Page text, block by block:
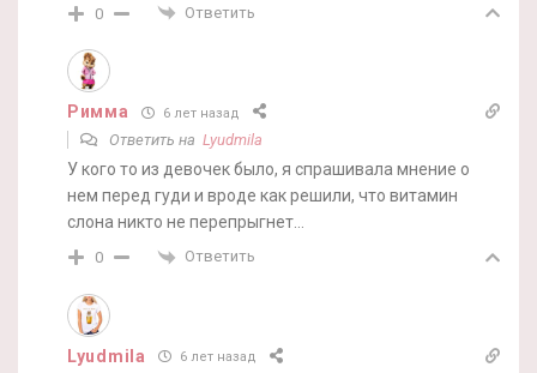
0 Ответить
Римма 6 лет назад
Ответить на Lyudmila
У кого то из девочек было, я спрашивала мнение о
нем перед гуди и вроде как решили, что витамин
слона никто не перепрыгнет…
0 Ответить
Lyudmila 6 лет назад